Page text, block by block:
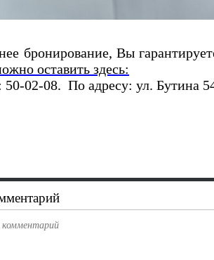
бронирование, Вы
оставить здесь:
02-08. По адресу: ул. Бутина